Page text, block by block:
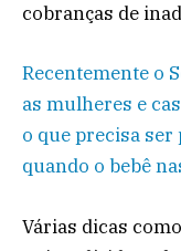
cobranças de
Recentemente o
as mulheres e
o que precisa ser
quando o bebê
Várias dicas